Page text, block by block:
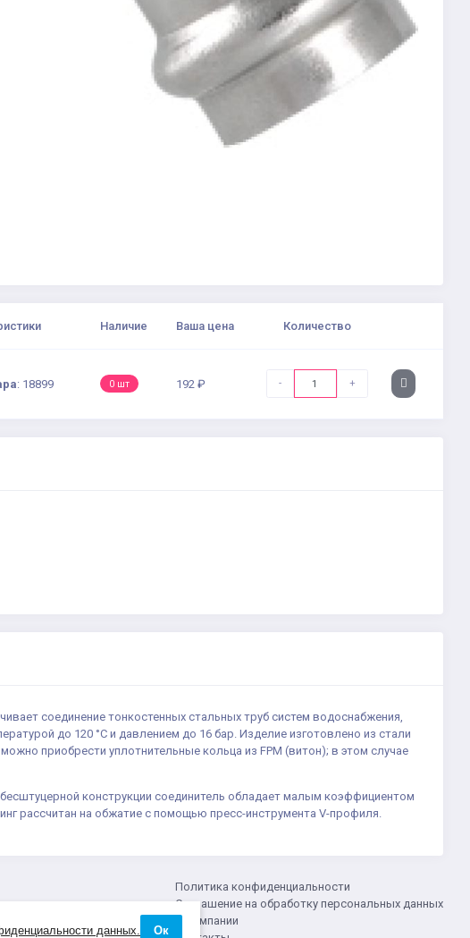
данных. Ок
Наличие Ваша цена Количество
: 18899 0 шт 192 ₽ - +
соединение тонкостенных стальных труб систем водоснабжения,
до 120 °С и давлением до 16 бар. Изделие изготовлено из стали
приобрести уплотнительные кольца из FPM (витон); в этом случае
конструкции соединитель обладает малым коэффициентом
рассчитан на обжатие с помощью пресс-инструмента V-профиля.
Политика конфиденциальности
Соглашение на обработку персональных данных
О компании